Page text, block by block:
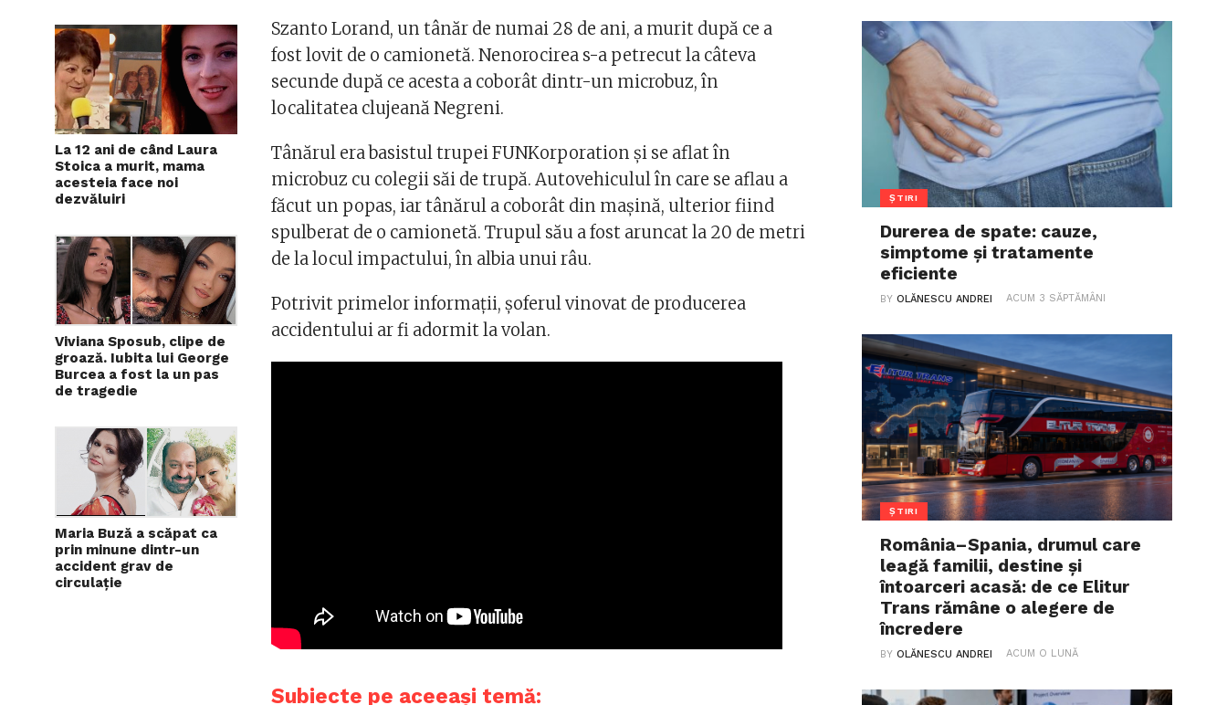
La 12 ani de când Laura
Stoica a murit, mama
acesteia face noi
dezvăluiri
Viviana Sposub, clipe de
groază. Iubita lui George
Burcea a fost la un pas
de tragedie
Maria Buză a scăpat ca
prin minune dintr-un
accident grav de
circulație
Szanto Lorand, un tânăr de numai 28 de ani, a murit după ce a
fost lovit de o camionetă. Nenorocirea s-a petrecut la câteva
secunde după ce acesta a coborât dintr-un microbuz, în
localitatea clujeană Negreni.
Tânărul era basistul trupei FUNKorporation și se aflat în
microbuz cu colegii săi de trupă. Autovehiculul în care se aflau a
făcut un popas, iar tânărul a coborât din mașină, ulterior fiind
spulberat de o camionetă. Trupul său a fost aruncat la 20 de metri
de la locul impactului, în albia unui râu.
Potrivit primelor informații, șoferul vinovat de producerea
accidentului ar fi adormit la volan.
Subiecte pe aceeași temă:
ȘTIRI
Durerea de spate: cauze,
simptome și tratamente
eficiente
BYOLĂNESCU ANDREI ACUM 3 SĂPTĂMÂNI
ȘTIRI
România–Spania, drumul care
leagă familii, destine și
întoarceri acasă: de ce Elitur
Trans rămâne o alegere de
încredere
BYOLĂNESCU ANDREI ACUM O LUNĂ